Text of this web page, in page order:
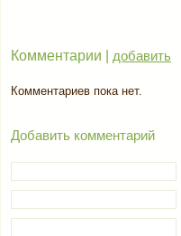
Комментарии | добавить
Комментариев пока нет.
Добавить комментарий